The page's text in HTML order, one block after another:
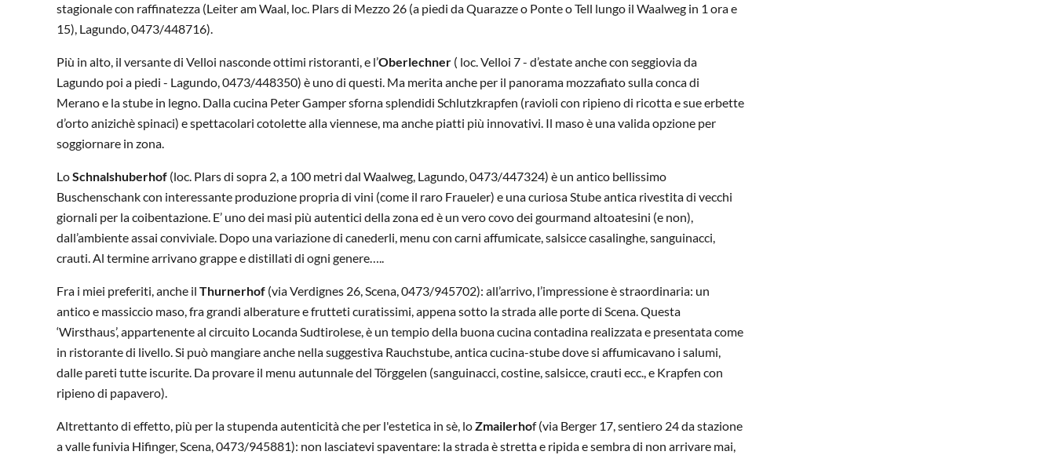
stagionale con raffinatezza (Leiter am Waal, loc. Plars di Mezzo 26 (a piedi da Quarazze o Ponte o Tell lungo il Waalweg in 1 ora e
15), Lagundo, 0473/448716).
Più in alto, il versante di Velloi nasconde ottimi ristoranti, e l’Oberlechner ( loc. Velloi 7 - d’estate anche con seggiovia da
Lagundo poi a piedi - Lagundo, 0473/448350) è uno di questi. Ma merita anche per il panorama mozzafiato sulla conca di
Merano e la stube in legno. Dalla cucina Peter Gamper sforna splendidi Schlutzkrapfen (ravioli con ripieno di ricotta e sue erbette
d’orto anizichè spinaci) e spettacolari cotolette alla viennese, ma anche piatti più innovativi. Il maso è una valida opzione per
soggiornare in zona.
LoSchnalshuberhof (loc. Plars di sopra 2, a 100 metri dal Waalweg, Lagundo, 0473/447324) è un antico bellissimo
Buschenschank con interessante produzione propria di vini (come il raro Fraueler) e una curiosa Stube antica rivestita di vecchi
giornali per la coibentazione. E’ uno dei masi più autentici della zona ed è un vero covo dei gourmand altoatesini (e non),
dall’ambiente assai conviviale. Dopo una variazione di canederli, menu con carni affumicate, salsicce casalinghe, sanguinacci,
crauti. Al termine arrivano grappe e distillati di ogni genere…..
Fra i miei preferiti, anche il Thurnerhof (via Verdignes 26, Scena, 0473/945702): all’arrivo, l’impressione è straordinaria: un
antico e massiccio maso, fra grandi alberature e frutteti curatissimi, appena sotto la strada alle porte di Scena. Questa
‘Wirsthaus’, appartenente al circuito Locanda Sudtirolese, è un tempio della buona cucina contadina realizzata e presentata come
in ristorante di livello. Si può mangiare anche nella suggestiva Rauchstube, antica cucina-stube dove si affumicavano i salumi,
dalle pareti tutte iscurite. Da provare il menu autunnale del Törggelen (sanguinacci, costine, salsicce, crauti ecc., e Krapfen con
ripieno di papavero).
Altrettanto di effetto, più per la stupenda autenticità che per l'estetica in sè, loZmailerhof (via Berger 17, sentiero 24 da stazione
a valle funivia Hifinger, Scena, 0473/945881): non lasciatevi spaventare: la strada è stretta e ripida e sembra di non arrivare mai,